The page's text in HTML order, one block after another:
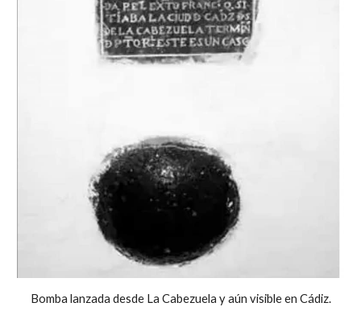
Bomba lanzada desde La Cabezuela y aún visible en Cádiz.